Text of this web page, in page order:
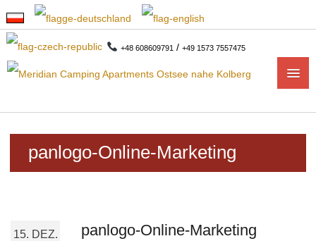
+48 608609791 / +49 1573 7557475
APARTMENTS
2-ZIMMER-APARTMENTS
panlogo-Online-Marketing
15. DEZ. panlogo-Online-Marketing